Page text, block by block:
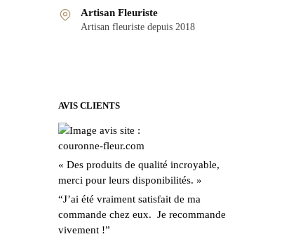
Artisan Fleuriste
Artisan fleuriste depuis 2018
AVIS CLIENTS
« Des produits de qualité incroyable,
merci pour leurs disponibilités. »
“J’ai été vraiment satisfait de ma
commande chez eux. Je recommande
vivement !”